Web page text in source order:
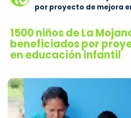
por proyecto de mejora
1500 niños de La
beneficiados por
en educación infantil